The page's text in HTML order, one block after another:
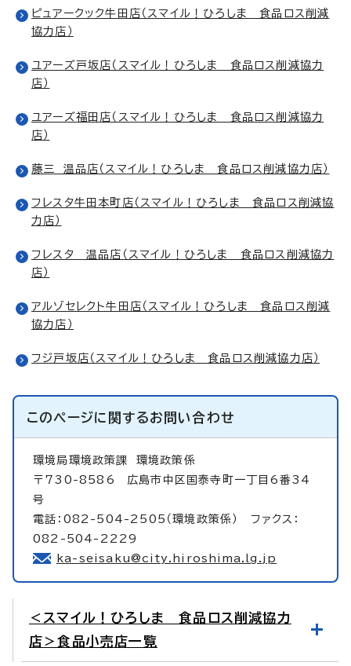
ピュアークック牛田店（スマイル！ひろしま 食品ロス削減
協力店）
ユアーズ戸坂店（スマイル！ひろしま 食品ロス削減協力
店）
ユアーズ福田店（スマイル！ひろしま 食品ロス削減協力
店）
藤三 温品店（スマイル！ひろしま 食品ロス削減協力店）
フレスタ牛田本町店（スマイル！ひろしま 食品ロス削減協
力店）
フレスタ 温品店（スマイル！ひろしま 食品ロス削減協力
店）
アルゾセレクト牛田店（スマイル！ひろしま 食品ロス削減
協力店）
フジ戸坂店（スマイル！ひろしま 食品ロス削減協力店）
このページに関するお問い合わせ
環境局環境政策課 環境政策係
〒730-8586 広島市中区国泰寺町一丁目6番34
号
電話：082-504-2505（環境政策係） ファクス：
082-504-2229
ka-seisaku@city.hiroshima.lg.jp
＜スマイル！ひろしま 食品ロス削減協力
店＞食品小売店一覧